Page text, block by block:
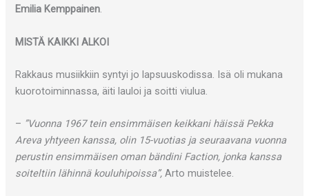
Emilia Kemppainen.
MISTÄ KAIKKI ALKOI
Rakkaus musiikkiin syntyi jo lapsuuskodissa. Isä oli mukana
kuorotoiminnassa, äiti lauloi ja soitti viulua.
– ”Vuonna 1967 tein ensimmäisen keikkani häissä Pekka
Areva yhtyeen kanssa, olin 15-vuotias ja seuraavana vuonna
perustin ensimmäisen oman bändini Faction, jonka kanssa
soiteltiin lähinnä kouluhipoissa”, Arto muistelee.